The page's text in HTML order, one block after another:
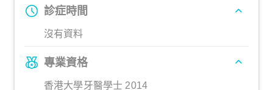
診症時間
沒有資料
專業資格
香港大學牙醫學士 2014